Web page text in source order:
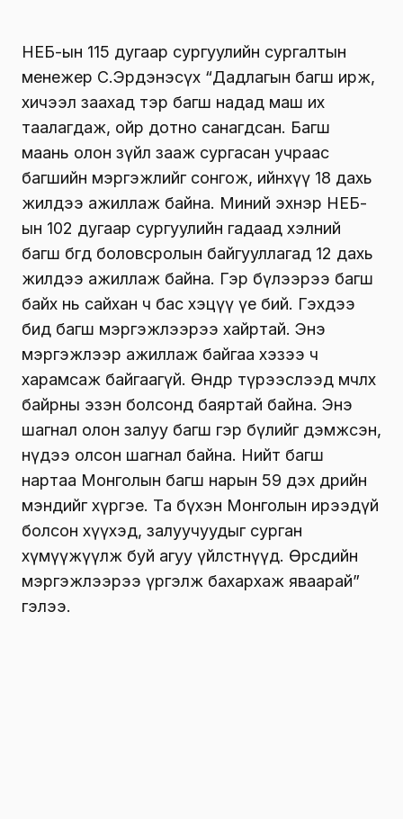
НЕБ-ын 115 дугаар сургуулийн сургалтын
менежер С.Эрдэнэсүх “Дадлагын багш ирж,
хичээл заахад тэр багш надад маш их
таалагдаж, ойр дотно санагдсан. Багш
маань олон зүйл зааж сургасан учраас
багшийн мэргэжлийг сонгож, ийнхүү 18 дахь
жилдээ ажиллаж байна. Миний эхнэр НЕБ-
ын 102 дугаар сургуулийн гадаад хэлний
багш бөгөөд боловсролын байгууллагад 12 дахь
жилдээ ажиллаж байна. Гэр бүлээрээ багш
байх нь сайхан ч бас хэцүү үе бий. Гэхдээ
бид багш мэргэжлээрээ хайртай. Энэ
мэргэжлээр ажиллаж байгаа хэзээ ч
харамсаж байгаагүй. Өнөөдөр түрээслээд өмчлөх
байрны эзэн болсонд баяртай байна. Энэ
шагнал олон залуу багш гэр бүлийг дэмжсэн,
нүдээ олсон шагнал байна. Нийт багш
нартаа Монголын багш нарын 59 дэх өдрийн
мэндийг хүргэе. Та бүхэн Монголын ирээдүй
болсон хүүхэд, залуучуудыг сурган
хүмүүжүүлж буй агуу үйлстнүүд. Өөрсдийн
мэргэжлээрээ үргэлж бахархаж яваарай”
гэлээ.